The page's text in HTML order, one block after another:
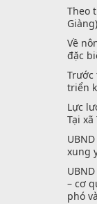
Theo
Về
đặc
Trước
triển
Lực
Tại
xung
– cơ
phó